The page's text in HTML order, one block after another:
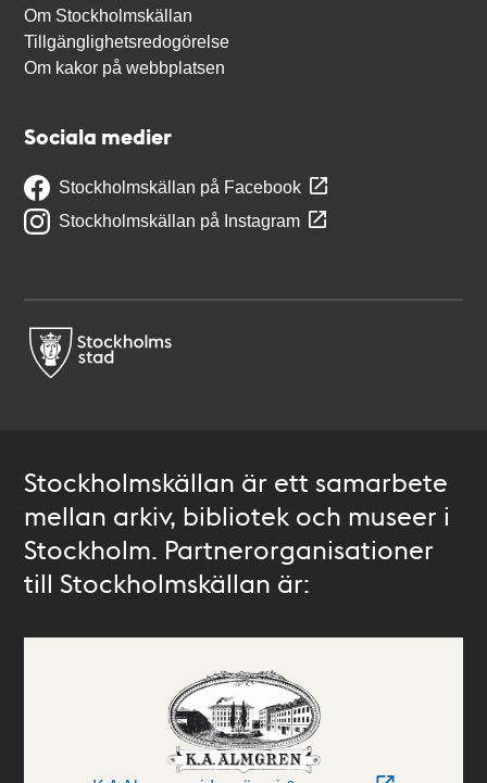
Om Stockholmskällan
Tillgänglighetsredogörelse
Om kakor på webbplatsen
Sociala medier
Stockholmskällan på Facebook
Stockholmskällan på Instagram
Stockholmskällan är ett samarbete
mellan arkiv, bibliotek och museer i
Stockholm. Partnerorganisationer
till Stockholmskällan är: